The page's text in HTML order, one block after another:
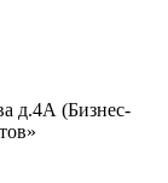
д.4А (Бизнес-